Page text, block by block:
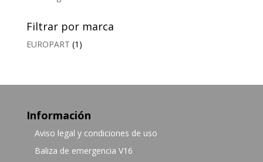
Filtrar por marca
EUROPART (1)
Información
Aviso legal y condiciones de uso
Baliza de emergencia V16